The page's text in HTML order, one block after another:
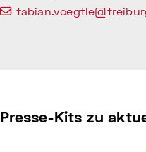
Presse-Kits zu